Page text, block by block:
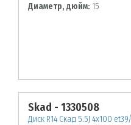
Диаметр, дюйм: 15
Skad - 1330508
Диск R14 Скад 5.5J 4х100